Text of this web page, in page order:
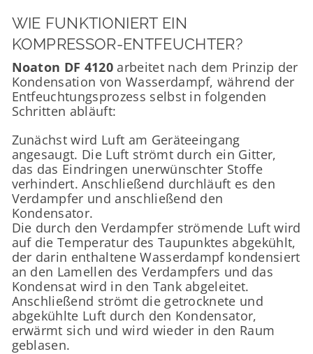
WIE FUNKTIONIERT EIN
KOMPRESSOR-ENTFEUCHTER?
Noaton DF 4120arbeitet nach dem Prinzip der
Kondensation von Wasserdampf, während der
Entfeuchtungsprozess selbst in folgenden
Schritten abläuft:
Zunächst wird Luft am Geräteeingang
angesaugt. Die Luft strömt durch ein Gitter,
das das Eindringen unerwünschter Stoffe
verhindert. Anschließend durchläuft es den
Verdampfer und anschließend den
Kondensator.
Die durch den Verdampfer strömende Luft wird
auf die Temperatur des Taupunktes abgekühlt,
der darin enthaltene Wasserdampf kondensiert
an den Lamellen des Verdampfers und das
Kondensat wird in den Tank abgeleitet.
Anschließend strömt die getrocknete und
abgekühlte Luft durch den Kondensator,
erwärmt sich und wird wieder in den Raum
geblasen.